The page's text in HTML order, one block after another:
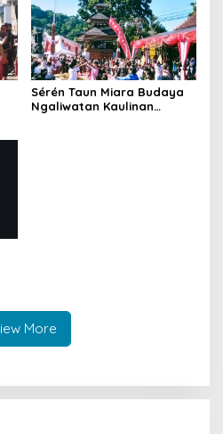
Sérén Taun Miara Budaya
Ngaliwatan Kaulinan
More